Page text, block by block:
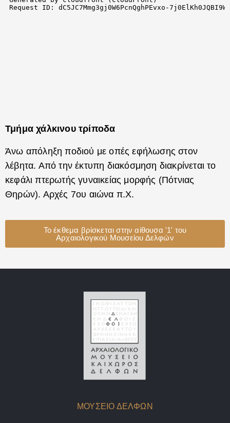
Τμήμα χάλκινου τρίποδα
Άνω απόληξη ποδιού με οπές εφήλωσης στον
λέβητα. Από την έκτυπη διακόσμηση διακρίνεται το
κεφάλι πτερωτής γυναικείας μορφής (Πότνιας
Θηρών). Αρχές 7ου αιώνα π.Χ.
Το έκθεμα βρίσκεται στην αίθουσα '1' του
Αρχαιολογικού Μουσείου Δελφών
ΜΟΥΣΕΙΟ ΔΕΛΦΩΝ